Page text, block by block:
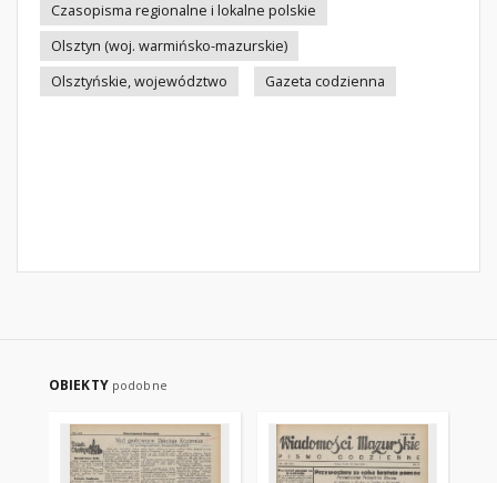
Czasopisma regionalne i lokalne polskie
Olsztyn (woj. warmińsko-mazurskie)
Olsztyńskie, województwo
Gazeta codzienna
OBIEKTY podobne